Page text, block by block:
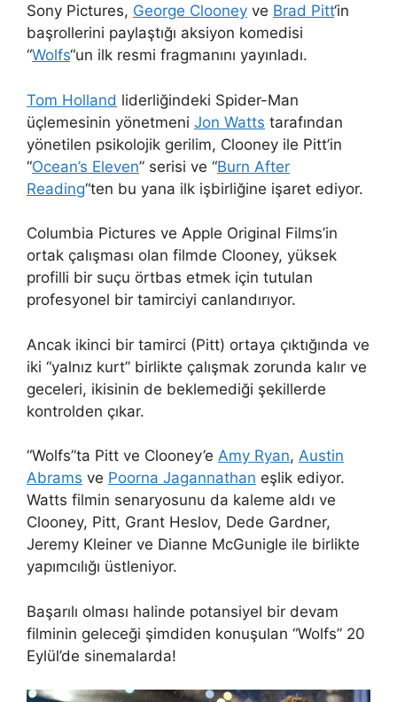
Sony Pictures, George Clooney ve Brad Pitt‘in
başrollerini paylaştığı aksiyon komedisi
“Wolfs“un ilk resmi fragmanını yayınladı.
Tom Holland liderliğindeki Spider-Man
üçlemesinin yönetmeni Jon Watts tarafından
yönetilen psikolojik gerilim, Clooney ile Pitt’in
“Ocean’s Eleven” serisi ve “Burn After
Reading“ten bu yana ilk işbirliğine işaret ediyor.
Columbia Pictures ve Apple Original Films’in
ortak çalışması olan filmde Clooney, yüksek
profilli bir suçu örtbas etmek için tutulan
profesyonel bir tamirciyi canlandırıyor.
Ancak ikinci bir tamirci (Pitt) ortaya çıktığında ve
iki “yalnız kurt” birlikte çalışmak zorunda kalır ve
geceleri, ikisinin de beklemediği şekillerde
kontrolden çıkar.
“Wolfs”ta Pitt ve Clooney’e Amy Ryan, Austin
Abrams ve Poorna Jagannathan eşlik ediyor.
Watts filmin senaryosunu da kaleme aldı ve
Clooney, Pitt, Grant Heslov, Dede Gardner,
Jeremy Kleiner ve Dianne McGunigle ile birlikte
yapımcılığı üstleniyor.
Başarılı olması halinde potansiyel bir devam
filminin geleceği şimdiden konuşulan “Wolfs” 20
Eylül’de sinemalarda!